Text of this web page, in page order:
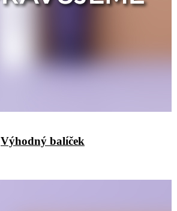
Výhodný balíček